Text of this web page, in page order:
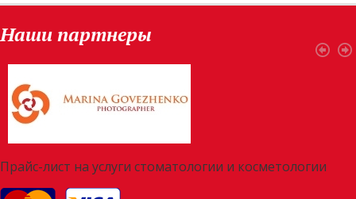
Наши партнеры
Прайс-лист на услуги стоматологии и косметологии